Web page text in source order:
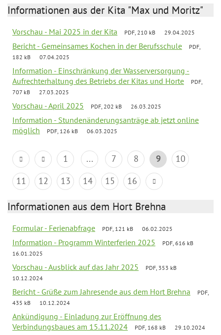
Informationen aus der Kita "Max und Moritz"
Vorschau - Mai 2025 in der Kita PDF, 210 kB 29.04.2025
Bericht - Gemeinsames Kochen in der Berufsschule
PDF,
182 kB
07.04.2025
Information - Einschränkung der Wasserversorgung -
Aufrechterhaltung des Betriebs der Kitas und Horte
PDF,
707 kB
27.03.2025
Vorschau - April 2025 PDF, 202 kB 26.03.2025
Information - Stundenänderungsanträge ab jetzt online
möglich
PDF, 126 kB 06.03.2025
1 ... 7 8 9
10
11
12 13 14 15 16
Informationen aus dem Hort Brehna
Formular - Ferienabfrage PDF, 121 kB 06.02.2025
Information - Programm Winterferien 2025
PDF, 616 kB
16.01.2025
Vorschau - Ausblick auf das Jahr 2025
PDF, 353 kB
10.12.2024
Bericht - Grüße zum Jahresende aus dem Hort Brehna
PDF,
435 kB
10.12.2024
Ankündigung - Einladung zur Eröffnung des
Verbindungsbaues am 15.11.2024
PDF, 168 kB 29.10.2024